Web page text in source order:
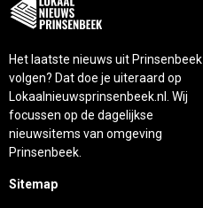
Het laatste nieuws uit Prinsenbeek
volgen? Dat doe je uiteraard op
Lokaalnieuwsprinsenbeek.nl. Wij
focussen op de dagelijkse
nieuwsitems van omgeving
Prinsenbeek.
Sitemap